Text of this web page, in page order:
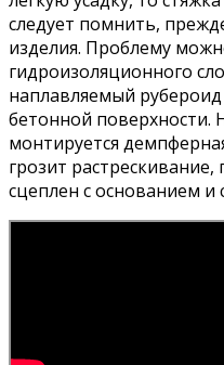
следует помнить,
изделия. Проблему
гидроизоляционного
наплавляемый
бетонной поверхности.
монтируется
грозит растрескивание,
сцеплен с основанием и